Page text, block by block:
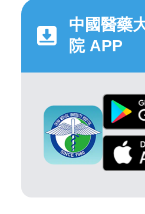
中國醫藥
院 APP